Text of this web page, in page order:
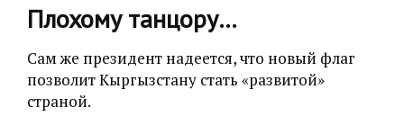
Плохому танцору…
Сам же президент надеется, что новый флаг
позволит Кыргызстану стать «развитой»
страной.